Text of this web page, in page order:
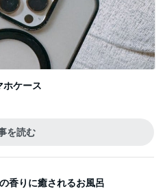
ホケース
を読む
香りに癒されるお風呂